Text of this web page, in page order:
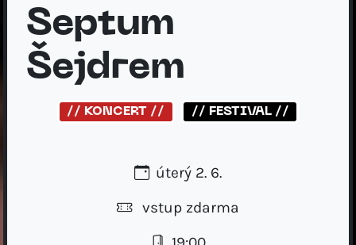
Septum
Šejdrem
// KONCERT // // FESTIVAL //
úterý 2. 6.
vstup zdarma